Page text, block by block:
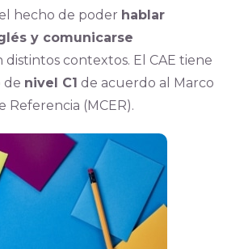
hecho de poder hablar
y comunicarse
distintos contextos. El CAE tiene
de nivel C1 de acuerdo al Marco
(MCER).